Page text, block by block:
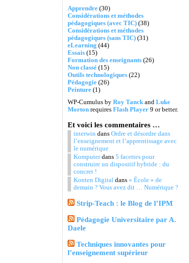
Apprendre(30)
Considérations et méthodes
pédagogiques (avec TIC)(38)
Considérations et méthodes
pédagogiques (sans TIC)(31)
eLearning (44)
Essais(15)
Formation des enseignants(26)
Non classé(15)
Outils technologiques(22)
Pédagogie(26)
Peinture(1)
WP-Cumulus by Roy Tanckand Luke
Mortonrequires Flash Player9 or better.
Et voici les commentaires …
interwin dans Ordre et désordre dans
l’enseignement et l’apprentissage avec
le numérique
Komputerdans 5 facettes pour
construire un dispositif hybride : du
concret !
Konten Digitaldans « École » de
demain ? Vous avez dit … Numérique ?
Strip-Teach : le Blog de l’IPM
Pédagogie Universitaire par A.
Daele
Techniques innovantes pour
l’enseignement supérieur